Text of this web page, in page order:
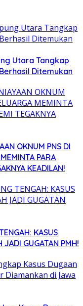
Utara Tangkap
Ditemukan
OKNUM PNS DI
PARA
KEADILAN!
KASUS
JADI GUGATAN PMH!